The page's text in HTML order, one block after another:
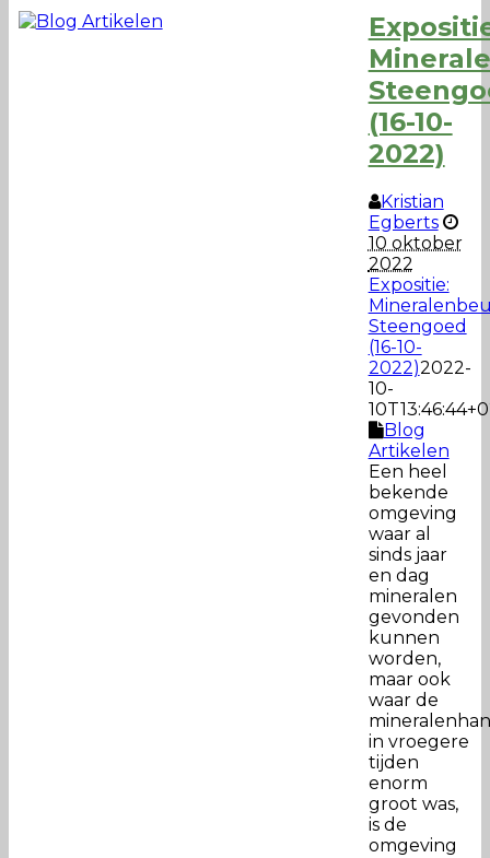
(16-10-
2022)
Kristian
Egberts
10 oktober
2022
Expositie:
Steengoed
(16-10-
2022)2022-
10-
Blog
Artikelen
Een heel
bekende
omgeving
waar al
sinds jaar
en dag
mineralen
gevonden
kunnen
worden,
maar ook
waar de
in vroegere
tijden
enorm
groot was,
is de
omgeving